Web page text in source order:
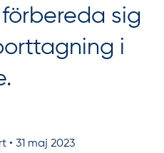
• 31 maj 2023
sig
i